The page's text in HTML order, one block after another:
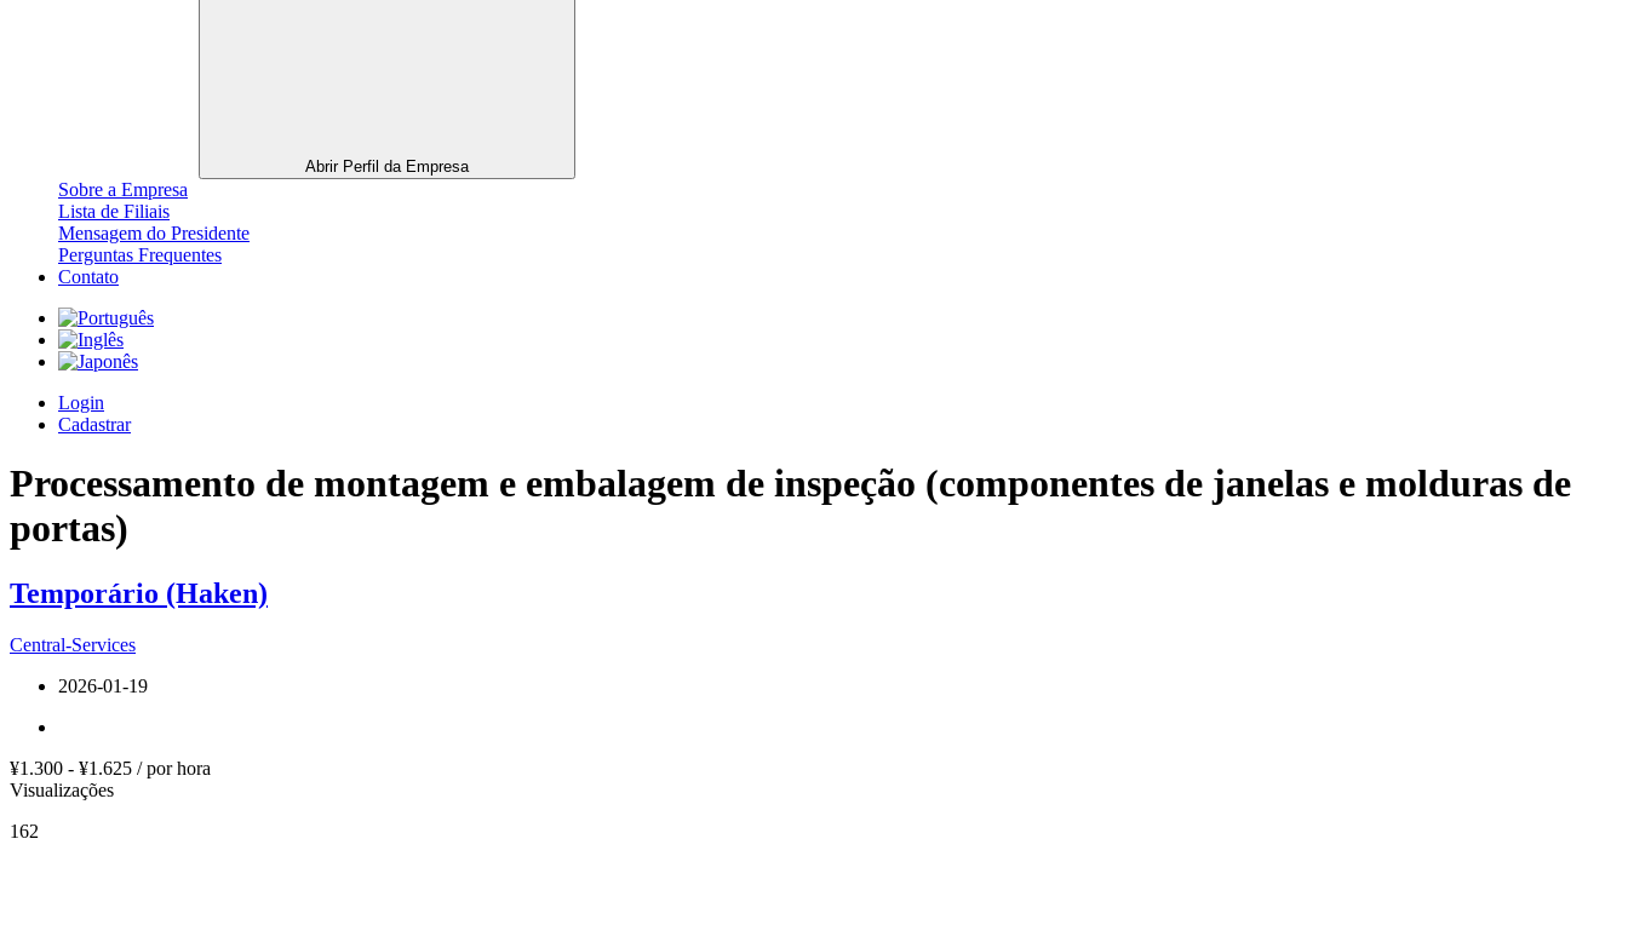
Abrir Perfil da Empresa
Sobre a Empresa
Lista de Filiais
Mensagem do Presidente
Perguntas Frequentes
Contato
Login
Cadastrar
Processamento de montagem e embalagem de inspeção (componentes de janelas e molduras de
portas)
Temporário (Haken)
Central-Services
2026-01-19
¥1.300 - ¥1.625 / por hora
Visualizações
162